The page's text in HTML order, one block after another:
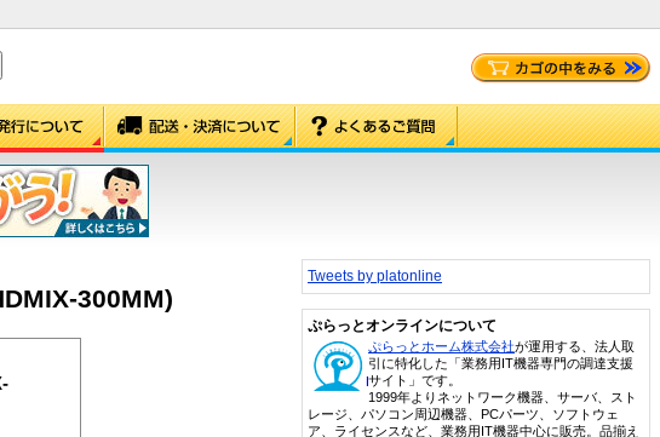
300MM)
Tweets by platonline
ぷらっとオンラインについて
ぷらっとホーム株式会社が運用する、法人取
引に特化した「業務用IT機器専門の調達支援
サイト」です。
1999年よりネットワーク機器、サーバ、スト
レージ、パソコン周辺機器、PCパーツ、ソフトウェ
ア、ライセンスなど、業務用IT機器中心に販売。品揃え